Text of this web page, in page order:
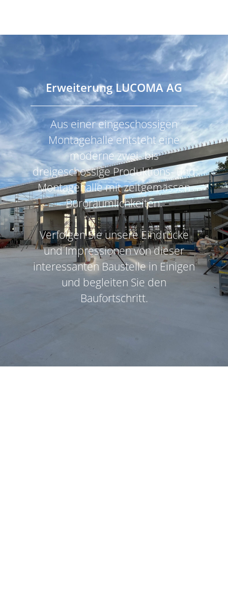
Erweiterung LUCOMA AG
Aus einer eingeschossigen
Montagehalle entsteht eine
moderne zwei- bis
dreigeschossige Produktions- und
Montagehalle mit zeitgemässen
Büroräumlichkeiten.
Verfolgen Sie unsere Eindrücke
und Impressionen von dieser
interessanten Baustelle in Einigen
und begleiten Sie den
Baufortschritt.